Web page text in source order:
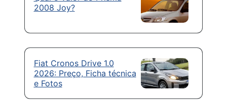
2008 Joy?
Fiat Cronos Drive 1.0
2026: Preço, Ficha técnica
e Fotos